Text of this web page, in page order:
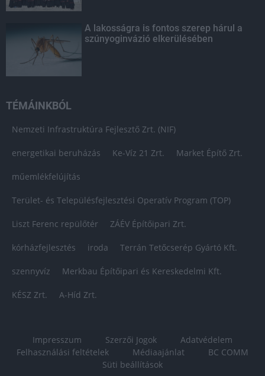
A lakosságra is fontos szerep hárul a
szúnyoginvázió elkerülésében
TÉMÁINKBÓL
Nemzeti Infrastruktúra Fejlesztő Zrt. (NIF)
energetikai beruházás Ke-Víz 21 Zrt. Market Építő Zrt.
műemlékfelújítás
Terület- és Településfejlesztési Operatív Program (TOP)
Liszt Ferenc repülőtér ZÁÉV Építőipari Zrt.
kórházfejlesztés iroda Terrán Tetőcserép Gyártó Kft.
szennyvíz Merkbau Építőipari és Kereskedelmi Kft.
KÉSZ Zrt. A-Híd Zrt.
Impresszum Szerzői Jogok
Adatvédelem
Felhasználási feltételek
Médiaajánlat
BC COMM
Süti beállítások